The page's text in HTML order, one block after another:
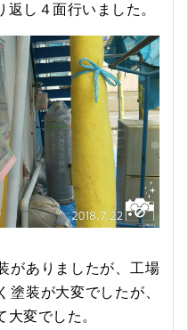
し４面行いました。
がありましたが、工場
塗装が大変でしたが、
変でした。